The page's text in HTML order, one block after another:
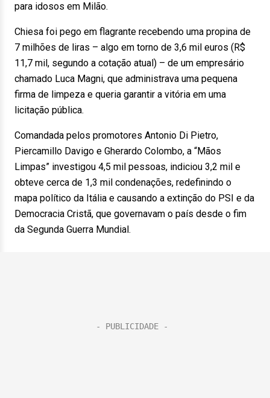
para idosos em Milão.
Chiesa foi pego em flagrante recebendo uma propina de
7 milhões de liras – algo em torno de 3,6 mil euros (R$
11,7 mil, segundo a cotação atual) – de um empresário
chamado Luca Magni, que administrava uma pequena
firma de limpeza e queria garantir a vitória em uma
licitação pública.
Comandada pelos promotores Antonio Di Pietro,
Piercamillo Davigo e Gherardo Colombo, a “Mãos
Limpas” investigou 4,5 mil pessoas, indiciou 3,2 mil e
obteve cerca de 1,3 mil condenações, redefinindo o
mapa político da Itália e causando a extinção do PSI e da
Democracia Cristã, que governavam o país desde o fim
da Segunda Guerra Mundial.